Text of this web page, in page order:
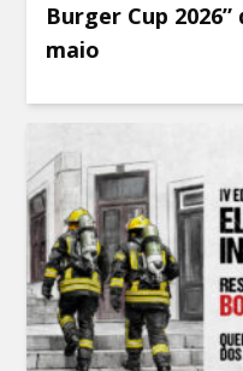
Burger Cup
maio